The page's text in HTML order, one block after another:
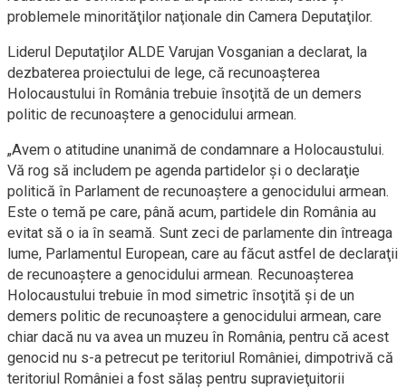
problemele minorităţilor naţionale din Camera Deputaţilor.
Liderul Deputaţilor ALDE Varujan Vosganian a declarat, la
dezbaterea proiectului de lege, că recunoaşterea
Holocaustului în România trebuie însoţită de un demers
politic de recunoaştere a genocidului armean.
„Avem o atitudine unanimă de condamnare a Holocaustului.
Vă rog să includem pe agenda partidelor şi o declaraţie
politică în Parlament de recunoaştere a genocidului armean.
Este o temă pe care, până acum, partidele din România au
evitat să o ia în seamă. Sunt zeci de parlamente din întreaga
lume, Parlamentul European, care au făcut astfel de declaraţii
de recunoaştere a genocidului armean. Recunoaşterea
Holocaustului trebuie în mod simetric însoţită şi de un
demers politic de recunoaştere a genocidului armean, care
chiar dacă nu va avea un muzeu în România, pentru că acest
genocid nu s-a petrecut pe teritoriul României, dimpotrivă că
teritoriul României a fost sălaş pentru supravieţuitorii